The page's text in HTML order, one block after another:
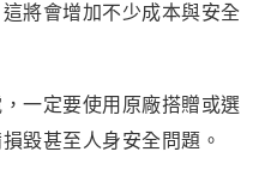
將會增加不少成本與安全
，一定要使用原廠搭贈或選
損毀甚至人身安全問題 。